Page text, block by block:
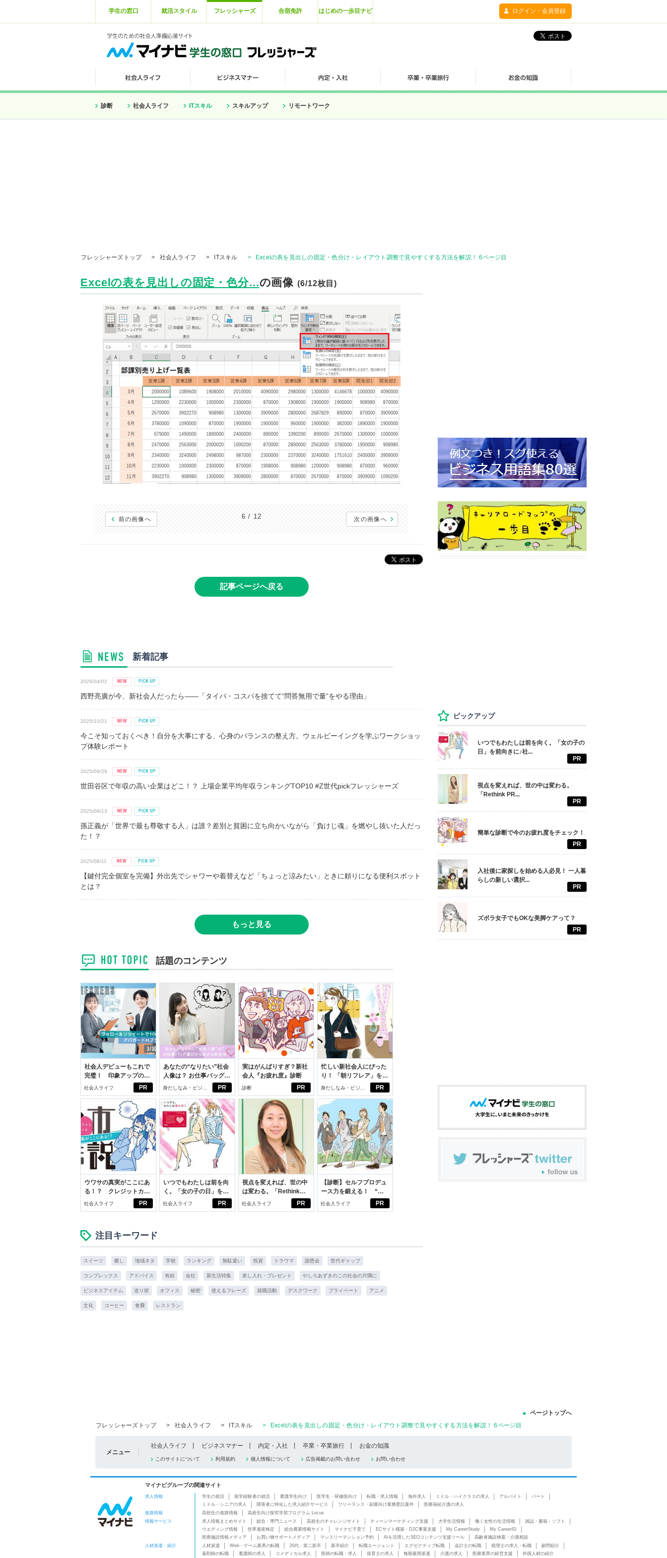
学生の窓口 就活スタイル フレッシャーズ 合宿免許 はじめの一歩目ナビ ログイン・会員登録
診断 社会人ライフ ITスキル スキルアップ リモートワーク
フレッシャーズトップ > 社会人ライフ > ITスキル > Excelの表を見出しの固定・色分け・レイアウト調整で見やすくする方法を解説！ 6ページ目
Excelの表を見出しの固定・色分...の画像(6/12枚目)
前の画像へ 6 / 12 次の画像へ
記事ページへ戻る
新着記事
2026/04/02
西野亮廣が今、新社会人だったら――「タイパ・コスパを捨てて“問答無用で量”をやる理由」
2025/10/21
今こそ知っておくべき！自分を大事にする、心身のバランスの整え方。ウェルビーイングを学ぶワークショッ
プ体験レポート
2025/09/29
世田谷区で年収の高い企業はどこ！？ 上場企業平均年収ランキングTOP10 #Z世代pickフレッシャーズ
2025/09/13
孫正義が「世界で最も尊敬する人」は誰？差別と貧困に立ち向かいながら「負けじ魂」を燃やし抜いた人だっ
た！？
2025/08/11
【鍵付完全個室を完備】外出先でシャワーや着替えなど「ちょっと涼みたい」ときに頼りになる便利スポット
とは？
もっと見る
話題のコンテンツ
PR
社会人デビューもこれで
完璧！ 印象アップのセ
ルフプロデュース術
社会人ライフ PR
あなたの“なりたい”社会
人像は？ お仕事バッグ選
びから始める新生活
身だしなみ・ビジネ
スアイテム
PR
実はがんばりすぎ？新社
会人『お疲れ度』診断
診断 PR
忙しい新社会人にぴった
り！ 「朝リフレア」をは
じめよう。しっかりニオ
イケアして24時間快適。
身だしなみ・ビジネ
スアイテム
PR
ウワサの真実がここにあ
る！？ クレジットカー
ドの都市伝説
社会人ライフ PR
いつでもわたしは前を向
く。「女の子の日」を前
向きに♪社会人エリ・大
社会人ライフ PR
視点を変えれば、世の中
は変わる。「Rethink
PROJECT」がつたえた
社会人ライフ PR
【診断】セルフプロデュ
ース力を鍛える！ “ジ
ブン観”診断
社会人ライフ
注目キーワード
スイーツ 癒し 地域ネタ 学校 ランキング 無駄遣い 投資 トラウマ 謝恩会 世代ギャップ
コンプレックス アドバイス 有給 会社 新生活特集 差し入れ・プレゼント やしろあずきのこの社会の片隅に
ビジネスアイテム 送り状 オフィス 秘密 使えるフレーズ 就職活動 デスクワーク プライベート アニメ
文化 コーヒー 食費 レストラン
ピックアップ
いつでもわたしは前を向く。「女の子の
日」を前向きに♪社...
PR
視点を変えれば、世の中は変わる。
「Rethink PR...
PR
簡単な診断で今のお疲れ度をチェック！
PR
入社後に家探しを始める人必見！ 一人暮
らしの新しい選択...
PR
ズボラ女子でもOKな美脚ケアって？
PR
ページトップへ
フレッシャーズトップ
> 社会人ライフ > ITスキル > Excelの表を見出しの固定・色分け・レイアウト調整で見やすくする方法を解説！ 6ページ目
メニュー
社会人ライフ ビジネスマナー 内定・入社 卒業・卒業旅行 お金の知識
このサイトについて 利用規約 個人情報について 広告掲載のお問い合わせ お問い合わせ
マイナビグループの関連サイト
求人情報 学生の就活 留学経験者の就活 看護学生向け 医学生・研修医向け 転職・求人情報 海外求人 ミドル・ハイクラスの求人 アルバイト
パート
ミドル・シニアの求人
障害者に特化した求人紹介サービス フリーランス・副業向け業務委託案件
医療福祉介護の求人
進路情報
高校生の進路情報
高校生向け探究学習プログラム Locus
情報サービス
求人情報まとめサイト 総合・専門ニュース 高校生のチャレンジサイト ティーンマーケティング支援 大学生活情報 働く女性の生活情報
雑誌・書籍・ソフト
ウエディング情報
世界遺産検定 総合農業情報サイト マイナビ子育て ECサイト構築・D2C事業支援 My CareerStudy
My CareerID
医療施設情報メディア
お買い物サポートメディア マンスリーマンション予約 AIを活用したSEOコンテンツ支援ツール
高齢者施設検索・介護相談
人材派遣・紹介
人材派遣 Web・ゲーム業界の転職 20代・第二新卒 新卒紹介 転職エージェント エグゼクティブ転職 会計士の転職 税理士の求人・転職
顧問紹介
薬剤師の転職
看護師の求人 コメディカル求人 医師の転職・求人 保育士の求人 無期雇用派遣 介護の求人 医療業界の経営支援 外国人材の紹介